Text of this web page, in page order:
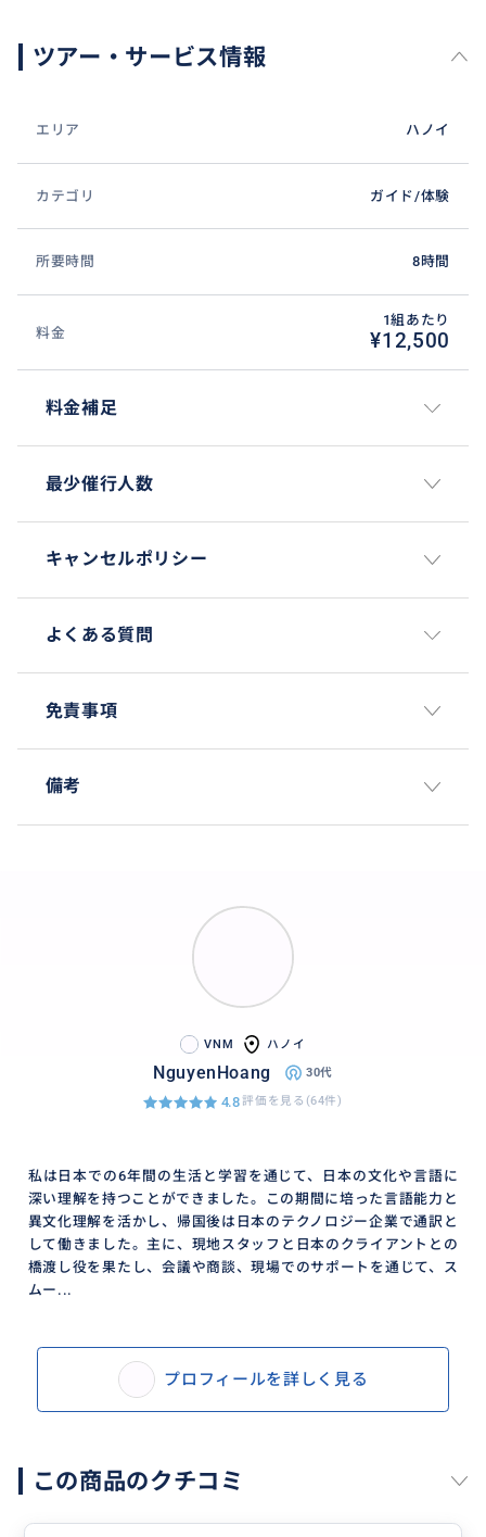
ツアー・サービス情報
エリア ハノイ
カテゴリ ガイド/体験
所要時間 8時間
料金
1組あたり
¥12,500
料金補足
最少催行人数
キャンセルポリシー
よくある質問
免責事項
備考
VNM ハノイ
NguyenHoang 30代
4.8評価を見る(64件)
私は日本での6年間の生活と学習を通じて、日本の文化や言語に
深い理解を持つことができました。この期間に培った言語能力と
異文化理解を活かし、帰国後は日本のテクノロジー企業で通訳と
して働きました。主に、現地スタッフと日本のクライアントとの
橋渡し役を果たし、会議や商談、現場でのサポートを通じて、ス
ムー...
プロフィールを詳しく見る
この商品のクチコミ